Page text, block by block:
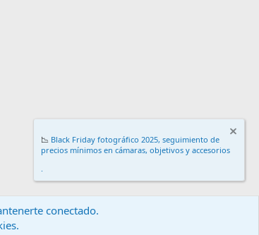
📉 Black Friday fotográfico 2025, seguimiento de
precios mínimos en cámaras, objetivos y accesorios
.
conectado.